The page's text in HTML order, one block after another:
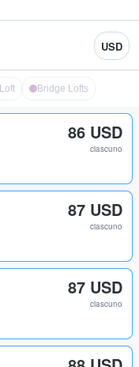
USD
Loft Bridge Lofts
86 USD
ciascuno
87 USD
ciascuno
87 USD
ciascuno